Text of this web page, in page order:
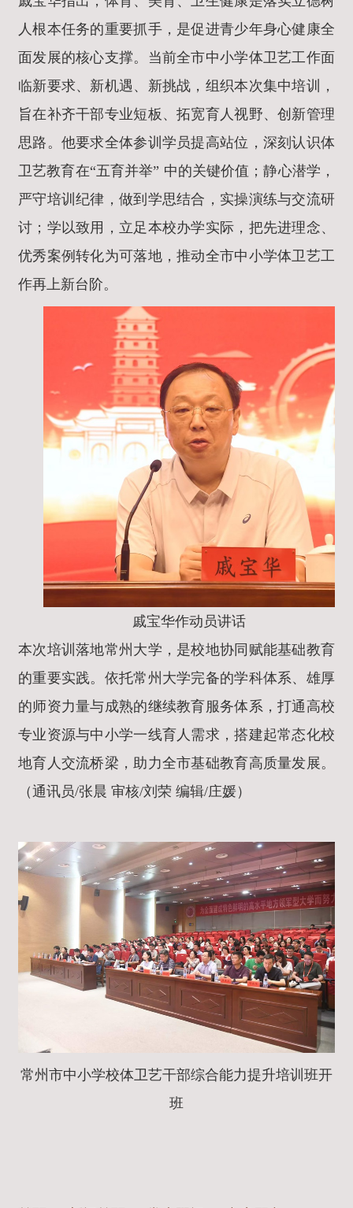
人根本任务的重要抓手，是促进青少年身心健康全
面发展的核心支撑。当前全市中小学体卫艺工作面
临新要求、新机遇、新挑战，组织本次集中培训，
旨在补齐干部专业短板、拓宽育人视野、创新管理
思路。他要求全体参训学员提高站位，深刻认识体
卫艺教育在“五育并举” 中的关键价值；静心潜学，
严守培训纪律，做到学思结合，实操演练与交流研
讨；学以致用，立足本校办学实际，把先进理念、
优秀案例转化为可落地，推动全市中小学体卫艺工
作再上新台阶。
戚宝华作动员讲话
本次培训落地常州大学，是校地协同赋能基础教育
的重要实践。依托常州大学完备的学科体系、雄厚
的师资力量与成熟的继续教育服务体系，打通高校
专业资源与中小学一线育人需求，搭建起常态化校
地育人交流桥梁，助力全市基础教育高质量发展。
（通讯员/张晨 审核/刘荣 编辑/庄媛）
常州市中小学校体卫艺干部综合能力提升培训班开
班